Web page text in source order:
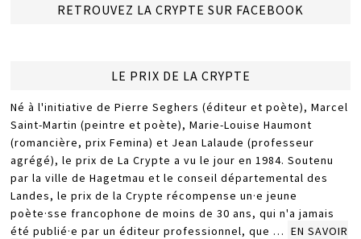
RETROUVEZ LA CRYPTE SUR FACEBOOK
LE PRIX DE LA CRYPTE
Né à l'initiative de Pierre Seghers (éditeur et poète), Marcel
Saint-Martin (peintre et poète), Marie-Louise Haumont
(romancière, prix Femina) et Jean Lalaude (professeur
agrégé), le prix de La Crypte a vu le jour en 1984. Soutenu
par la ville de Hagetmau et le conseil départemental des
Landes, le prix de la Crypte récompense un·e jeune
poète·sse francophone de moins de 30 ans, qui n'a jamais
été publié·e par un éditeur professionnel, que … EN SAVOIR